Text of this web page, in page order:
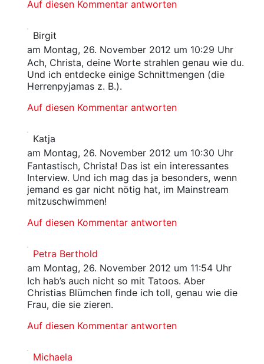
Auf diesen Kommentar antworten
Birgit
am Montag, 26. November 2012 um 10:29 Uhr
Ach, Christa, deine Worte strahlen genau wie du.
Und ich entdecke einige Schnittmengen (die
Herrenpyjamas z. B.).
Auf diesen Kommentar antworten
Katja
am Montag, 26. November 2012 um 10:30 Uhr
Fantastisch, Christa! Das ist ein interessantes
Interview. Und ich mag das ja besonders, wenn
jemand es gar nicht nötig hat, im Mainstream
mitzuschwimmen!
Auf diesen Kommentar antworten
Petra Berthold
am Montag, 26. November 2012 um 11:54 Uhr
Ich hab’s auch nicht so mit Tatoos. Aber
Christias Blümchen finde ich toll, genau wie die
Frau, die sie zieren.
Auf diesen Kommentar antworten
Michaela